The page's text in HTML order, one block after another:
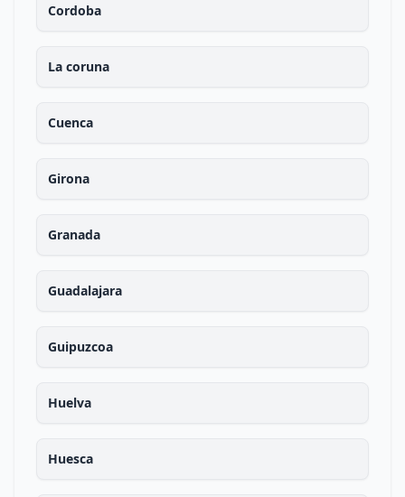
Cordoba
La coruna
Cuenca
Girona
Granada
Guadalajara
Guipuzcoa
Huelva
Huesca